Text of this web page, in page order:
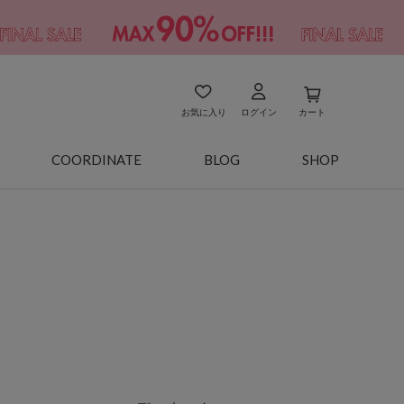
お気に入り ログイン カート
COORDINATE BLOG SHOP